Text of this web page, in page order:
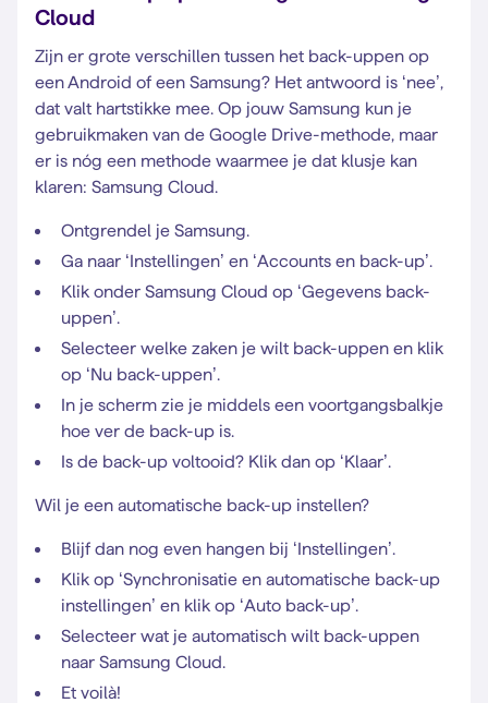
Cloud
Zijn er grote verschillen tussen het back-uppen op
een Android of een Samsung? Het antwoord is ‘nee’,
dat valt hartstikke mee. Op jouw Samsung kun je
gebruikmaken van de Google Drive-methode, maar
er is nóg een methode waarmee je dat klusje kan
klaren: Samsung Cloud.
Ontgrendel je Samsung.
Ga naar ‘Instellingen’ en ‘Accounts en back-up’.
Klik onder Samsung Cloud op ‘Gegevens back-
uppen’.
Selecteer welke zaken je wilt back-uppen en klik
op ‘Nu back-uppen’.
In je scherm zie je middels een voortgangsbalkje
hoe ver de back-up is.
Is de back-up voltooid? Klik dan op ‘Klaar’.
Wil je een automatische back-up instellen?
Blijf dan nog even hangen bij ‘Instellingen’.
Klik op ‘Synchronisatie en automatische back-up
instellingen’ en klik op ‘Auto back-up’.
Selecteer wat je automatisch wilt back-uppen
naar Samsung Cloud.
Et voilà!